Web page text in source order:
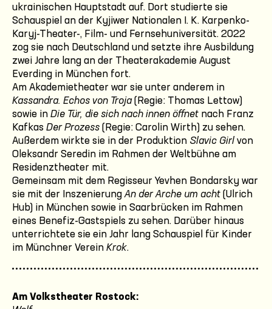
ukrainischen Hauptstadt auf. Dort studierte sie
Schauspiel an der Kyjiwer Nationalen I. K. Karpenko-
Karyj-Theater-, Film- und Fernsehuniversität. 2022
zog sie nach Deutschland und setzte ihre Ausbildung
zwei Jahre lang an der Theaterakademie August
Everding in München fort.
Am Akademietheater war sie unter anderem in
Kassandra. Echos von Troja(Regie: Thomas Lettow)
sowie in Die Tür, die sich nach innen öffnet nach Franz
Kafkas Der Prozess (Regie: Carolin Wirth) zu sehen.
Außerdem wirkte sie in der Produktion Slavic Girl von
Oleksandr Seredin im Rahmen der Weltbühne am
Residenztheater mit.
Gemeinsam mit dem Regisseur Yevhen Bondarsky war
sie mit der InszenierungAn der Arche um acht (Ulrich
Hub) in München sowie in Saarbrücken im Rahmen
eines Benefiz-Gastspiels zu sehen. Darüber hinaus
unterrichtete sie ein Jahr lang Schauspiel für Kinder
im Münchner Verein Krok.
Am Volkstheater Rostock: